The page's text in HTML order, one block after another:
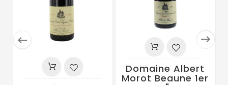
 
Domaine Albert
Morot Beaune 1er